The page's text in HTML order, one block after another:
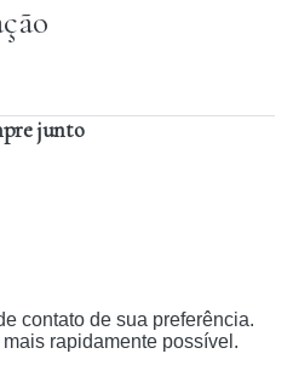
junto
contato de sua preferência.
rapidamente possível.